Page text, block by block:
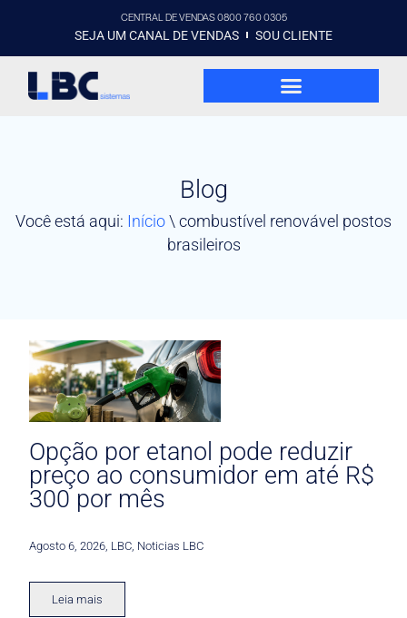
CENTRAL DE VENDAS 0800 760 0305
SEJA UM CANAL DE VENDAS SOU CLIENTE
Blog
Você está aqui: Início\ combustível renovável postos
brasileiros
Opção por etanol pode reduzir
preço ao consumidor em até R$
300 por mês
Agosto 6, 2026 LBC Noticias LBC
Leia mais